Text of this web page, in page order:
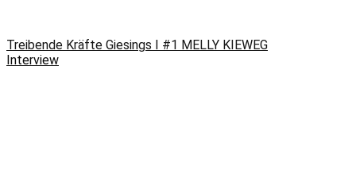
Treibende Kräfte Giesings I #1 MELLY KIEWEG
Interview